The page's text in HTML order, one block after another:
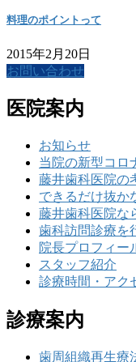
料理のポイントって
2015年2月20日
お問い合わせ
医院案内
お知らせ
当院の新型コロ
藤井歯科医院の
できるだけ抜か
藤井歯科医院な
歯科訪問診療を
院長プロフィー
スタッフ紹介
診療時間・アク
診療案内
歯周組織再生療